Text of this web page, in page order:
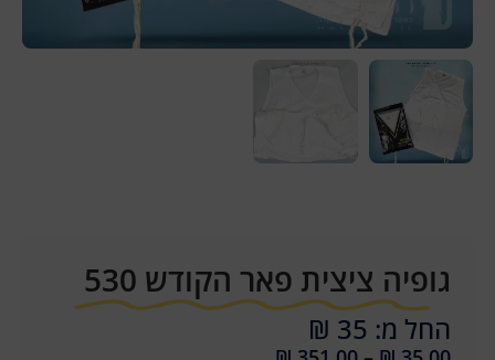
גופיה ציצית פאר הקודש 530
החל מ: 35 ₪